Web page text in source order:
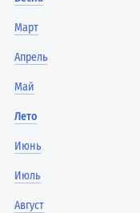
Март
Апрель
Май
Лето
Июнь
Июль
Август